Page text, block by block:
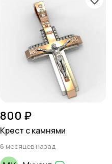
800 ₽
Крест с камнями
6 месяцев назад